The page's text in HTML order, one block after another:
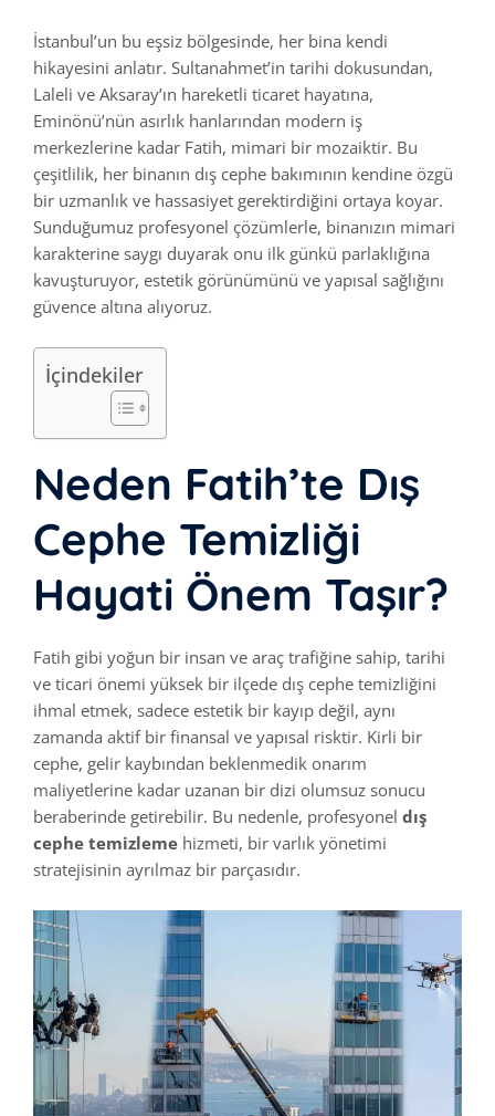
İstanbul’un bu eşsiz bölgesinde, her bina kendi
hikayesini anlatır. Sultanahmet’in tarihi dokusundan,
Laleli ve Aksaray’ın hareketli ticaret hayatına,
Eminönü’nün asırlık hanlarından modern iş
merkezlerine kadar Fatih, mimari bir mozaiktir. Bu
çeşitlilik, her binanın dış cephe bakımının kendine özgü
bir uzmanlık ve hassasiyet gerektirdiğini ortaya koyar.
Sunduğumuz profesyonel çözümlerle, binanızın mimari
karakterine saygı duyarak onu ilk günkü parlaklığına
kavuşturuyor, estetik görünümünü ve yapısal sağlığını
güvence altına alıyoruz.
İçindekiler
Neden Fatih’te Dış
Cephe Temizliği
Hayati Önem Taşır?
Fatih gibi yoğun bir insan ve araç trafiğine sahip, tarihi
ve ticari önemi yüksek bir ilçede dış cephe temizliğini
ihmal etmek, sadece estetik bir kayıp değil, aynı
zamanda aktif bir finansal ve yapısal risktir. Kirli bir
cephe, gelir kaybından beklenmedik onarım
maliyetlerine kadar uzanan bir dizi olumsuz sonucu
beraberinde getirebilir. Bu nedenle, profesyonel dış
cephe temizleme hizmeti, bir varlık yönetimi
stratejisinin ayrılmaz bir parçasıdır.